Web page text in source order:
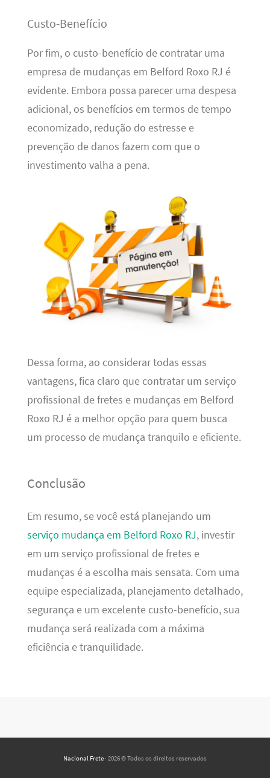
Custo-Benefício
Por fim, o custo-benefício de contratar uma
empresa de mudanças em Belford Roxo RJ é
evidente. Embora possa parecer uma despesa
adicional, os benefícios em termos de tempo
economizado, redução do estresse e
prevenção de danos fazem com que o
investimento valha a pena.
Dessa forma, ao considerar todas essas
vantagens, fica claro que contratar um serviço
profissional de fretes e mudanças em Belford
Roxo RJ é a melhor opção para quem busca
um processo de mudança tranquilo e eficiente.
Conclusão
Em resumo, se você está planejando um
serviço mudança em Belford Roxo RJ, investir
em um serviço profissional de fretes e
mudanças é a escolha mais sensata. Com uma
equipe especializada, planejamento detalhado,
segurança e um excelente custo-benefício, sua
mudança será realizada com a máxima
eficiência e tranquilidade.
Nacional Frete · 2026 © Todos os direitos reservados